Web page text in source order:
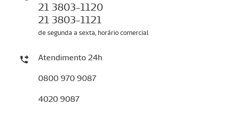
21 3803-1120
21 3803-1121
de segunda a sexta, horário comercial
Atendimento 24h
0800 970 9087
4020 9087